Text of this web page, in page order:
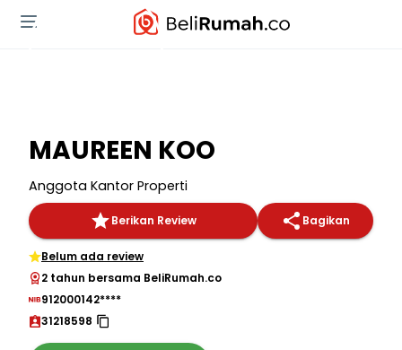
MAUREEN KOO
Anggota Kantor Properti
Berikan Review Bagikan
Belum ada review
2 tahun bersama BeliRumah.co
912000142****
31218598